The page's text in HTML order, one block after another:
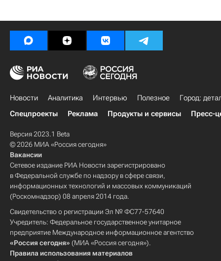
Новости Аналитика Интервью Полезное
Город:
Спецпроекты
Реклама Продукты и сервисы Пресс-
Версия 2023.1 Beta
© 2026 МИА «Россия сегодня»
Вакансии
Сетевое издание РИА Новости зарегистрировано
в Федеральной службе по надзору в сфере связи,
информационных технологий и массовых коммуникаций
(Роскомнадзор) 08 апреля 2014 года.
Свидетельство о регистрации Эл № ФС77-57640
Учредитель: Федеральное государственное унитарное
предприятие Международное информационное агентство
«Россия сегодня» (МИА «Россия сегодня»).
Правила использования материалов